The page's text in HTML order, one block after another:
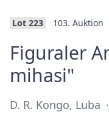
Lot 223 103. Auktion
Figuraler
mihasi"
D. R. Kongo, Luba ·